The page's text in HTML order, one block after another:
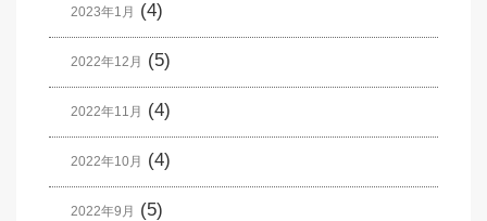
2023年1月 (4)
2022年12月 (5)
2022年11月 (4)
2022年10月 (4)
2022年9月 (5)